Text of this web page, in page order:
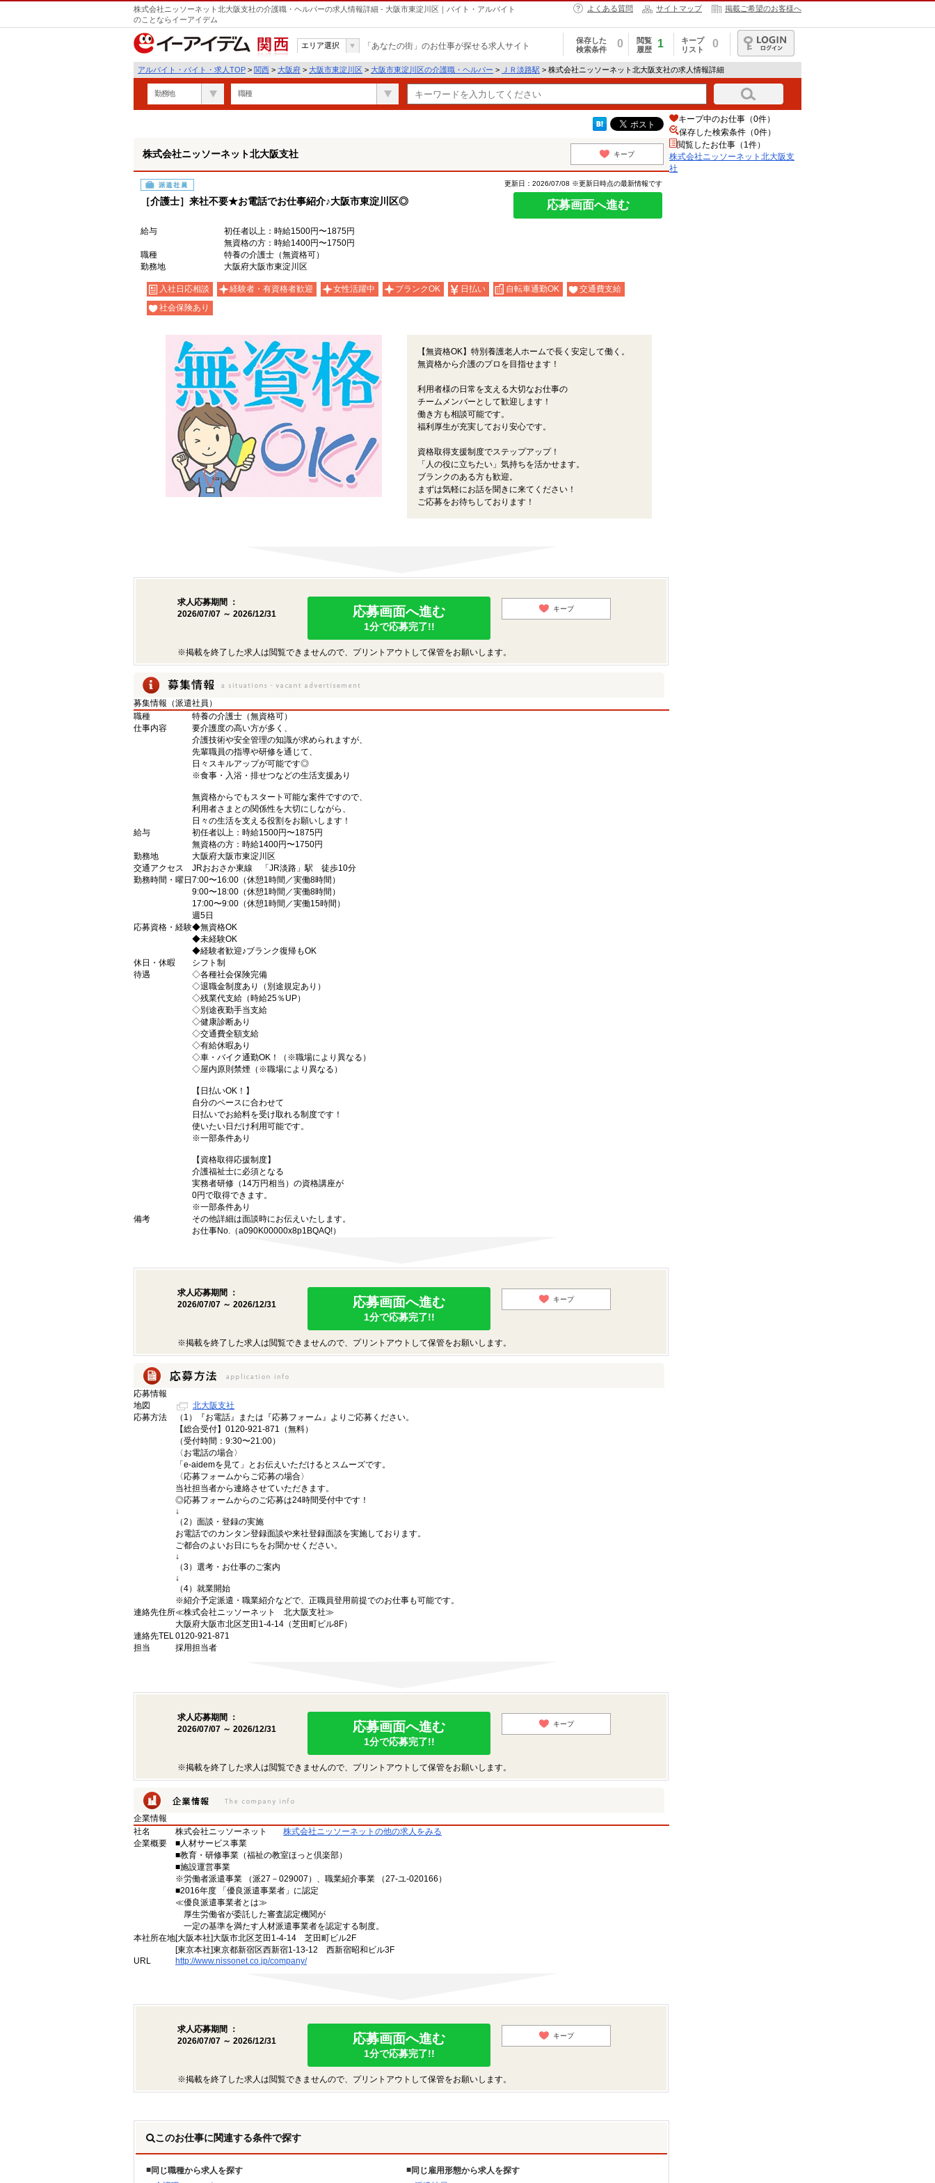
株式会社ニッソーネット北大阪支社の介護職・ヘルパーの求人情報詳細 - 大阪市東淀川区｜バイト・アルバイト
のことならイーアイデム
よくある質問 サイトマップ 掲載ご希望のお客様へ
関西
エリア選択 「あなたの街」のお仕事が探せる求人サイト
保存した
検索条件
0
閲覧
履歴
1
キープ
リスト
0
ログイン
アルバイト・バイト・求人TOP > 関西 > 大阪府 > 大阪市東淀川区 > 大阪市東淀川区の介護職・ヘルパー > ＪＲ淡路駅 > 株式会社ニッソーネット北大阪支社の求人情報詳細
勤務地 職種
株式会社ニッソーネット北大阪支社 キープ
派遣社員
［介護士］来社不要★お電話でお仕事紹介♪大阪市東淀川区◎
更新日：2026/07/08 ※更新日時点の最新情報です
応募画面へ進む
給与
初任者以上：時給1500円〜1875円
無資格の方：時給1400円〜1750円
職種
特養の介護士（無資格可）
勤務地
大阪府大阪市東淀川区
入社日応相談 経験者・有資格者歓迎 女性活躍中 ブランクOK 日払い 自転車通勤OK
交通費支給
社会保険あり
【無資格OK】特別養護老人ホームで長く安定して働く。
無資格から介護のプロを目指せます！
利用者様の日常を支える大切なお仕事の
チームメンバーとして歓迎します！
働き方も相談可能です。
福利厚生が充実しており安心です。
資格取得支援制度でステップアップ！
「人の役に立ちたい」気持ちを活かせます。
ブランクのある方も歓迎。
まずは気軽にお話を聞きに来てください！
ご応募をお待ちしております！
求人応募期間 ：
2026/07/07 ～ 2026/12/31
応募画面へ進む
1分で応募完了!!
キープ
※掲載を終了した求人は閲覧できませんので、プリントアウトして保管をお願いします。
募集情報（派遣社員）
職種
特養の介護士（無資格可）
仕事内容
要介護度の高い方が多く、
介護技術や安全管理の知識が求められますが、
先輩職員の指導や研修を通じて、
日々スキルアップが可能です◎
※食事・入浴・排せつなどの生活支援あり
無資格からでもスタート可能な案件ですので、
利用者さまとの関係性を大切にしながら、
日々の生活を支える役割をお願いします！
給与
初任者以上：時給1500円〜1875円
無資格の方：時給1400円〜1750円
勤務地
大阪府大阪市東淀川区
交通アクセス
JRおおさか東線 「JR淡路」駅 徒歩10分
勤務時間・曜日 7:00〜16:00（休憩1時間／実働8時間）
9:00〜18:00（休憩1時間／実働8時間）
17:00〜9:00（休憩1時間／実働15時間）
週5日
応募資格・経験◆無資格OK
◆未経験OK
◆経験者歓迎♪ブランク復帰もOK
休日・休暇
シフト制
待遇
◇各種社会保険完備
◇退職金制度あり（別途規定あり）
◇残業代支給（時給25％UP）
◇別途夜勤手当支給
◇健康診断あり
◇交通費全額支給
◇有給休暇あり
◇車・バイク通勤OK！（※職場により異なる）
◇屋内原則禁煙（※職場により異なる）
【日払いOK！】
自分のペースに合わせて
日払いでお給料を受け取れる制度です！
使いたい日だけ利用可能です。
※一部条件あり
【資格取得応援制度】
介護福祉士に必須となる
実務者研修（14万円相当）の資格講座が
0円で取得できます。
※一部条件あり
備考
その他詳細は面談時にお伝えいたします。
お仕事No.（a090K00000x8p1BQAQ!）
求人応募期間 ：
2026/07/07 ～ 2026/12/31
応募画面へ進む
1分で応募完了!!
キープ
※掲載を終了した求人は閲覧できませんので、プリントアウトして保管をお願いします。
応募情報
地図
北大阪支社
応募方法
（1）『お電話』または『応募フォーム』よりご応募ください。
【総合受付】0120-921-871（無料）
（受付時間：9:30〜21:00）
〈お電話の場合〉
「e-aidemを見て」とお伝えいただけるとスムーズです。
〈応募フォームからご応募の場合〉
当社担当者から連絡させていただきます。
◎応募フォームからのご応募は24時間受付中です！
↓
（2）面談・登録の実施
お電話でのカンタン登録面談や来社登録面談を実施しております。
ご都合のよいお日にちをお聞かせください。
↓
（3）選考・お仕事のご案内
↓
（4）就業開始
※紹介予定派遣・職業紹介などで、正職員登用前提でのお仕事も可能です。
連絡先住所≪株式会社ニッソーネット 北大阪支社≫
大阪府大阪市北区芝田1-4-14（芝田町ビル8F）
連絡先TEL0120-921-871
担当
採用担当者
求人応募期間 ：
2026/07/07 ～ 2026/12/31
応募画面へ進む
1分で応募完了!!
キープ
※掲載を終了した求人は閲覧できませんので、プリントアウトして保管をお願いします。
企業情報
社名
株式会社ニッソーネット
株式会社ニッソーネットの他の求人をみる
企業概要
■人材サービス事業
■教育・研修事業（福祉の教室ほっと倶楽部）
■施設運営事業
※労働者派遣事業 （派27－029007）、職業紹介事業 （27-ユ-020166）
■2016年度 「優良派遣事業者」に認定
≪優良派遣事業者とは≫
厚生労働省が委託した審査認定機関が
一定の基準を満たす人材派遣事業者を認定する制度。
本社所在地[大阪本社]大阪市北区芝田1-4-14 芝田町ビル2F
[東京本社]東京都新宿区西新宿1-13-12 西新宿昭和ビル3F
URL
http://www.nissonet.co.jp/company/
求人応募期間 ：
2026/07/07 ～ 2026/12/31
応募画面へ進む
1分で応募完了!!
キープ
※掲載を終了した求人は閲覧できませんので、プリントアウトして保管をお願いします。
このお仕事に関連する条件で探す
同じ職種から求人を探す
同じ雇用形態から求人を探す
キープ中のお仕事（0件）
保存した検索条件（0件）
閲覧したお仕事（1件）
株式会社ニッソーネット北大阪支
社